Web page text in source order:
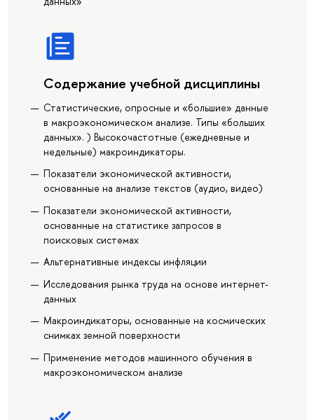
Содержание учебной дисциплины
Статистические, опросные и «большие» данные
в макроэкономическом анализе. Типы «больших
данных». ) Высокочастотные (ежедневные и
недельные) макроиндикаторы.
Показатели экономической активности,
основанные на анализе текстов (аудио, видео)
Показатели экономической активности,
основанные на статистике запросов в
поисковых системах
Альтернативные индексы инфляции
Исследования рынка труда на основе интернет-
данных
Макроиндикаторы, основанные на космических
снимках земной поверхности
Применение методов машинного обучения в
макроэкономическом анализе